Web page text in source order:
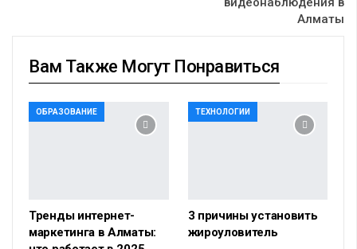
Алматы
Вам Также Могут Понравиться
ОБРАЗОВАНИЕ
Тренды интернет-
маркетинга в Алматы:
ТЕХНОЛОГИИ
3 причины установить
жироуловитель